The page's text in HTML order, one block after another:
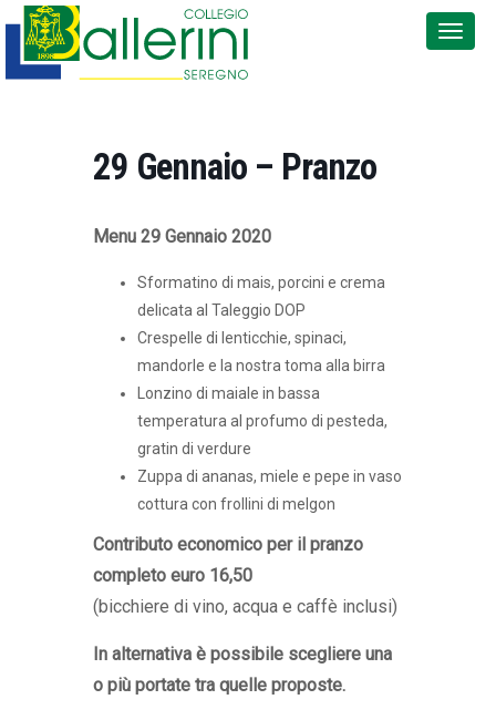
29 Gennaio – Pranzo
Menu 29 Gennaio 2020
Sformatino di mais, porcini e crema
delicata al Taleggio DOP
Crespelle di lenticchie, spinaci,
mandorle e la nostra toma alla birra
Lonzino di maiale in bassa
temperatura al profumo di pesteda,
gratin di verdure
Zuppa di ananas, miele e pepe in vaso
cottura con frollini di melgon
Contributo economico per il pranzo
completo euro 16,50
(bicchiere di vino, acqua e caffè inclusi)
In alternativa è possibile scegliere una
o più portate tra quelle proposte.